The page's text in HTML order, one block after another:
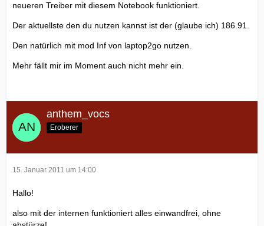
neueren Treiber mit diesem Notebook funktioniert.
Der aktuellste den du nutzen kannst ist der (glaube ich) 186.91.
Den natürlich mit mod Inf von laptop2go nutzen.
Mehr fällt mir im Moment auch nicht mehr ein.
anthem_vocs
Eroberer
15. Januar 2011 um 14:00
Hallo!
also mit der internen funktioniert alles einwandfrei, ohne